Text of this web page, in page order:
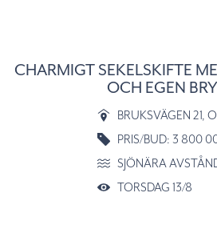
CHARMIGT SEKELSKIFTE
OCH EGEN
BRUKSVÄGEN 21,
PRIS/BUD: 3 800
SJÖNÄRA
TORSDAG 13/8